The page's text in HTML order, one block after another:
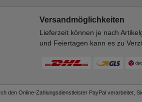
Versandmöglichkeiten
Lieferzeit können je nach
und Feiertagen kann es zu
den Online-Zahlungsdienstleister PayPal verarbeitet,